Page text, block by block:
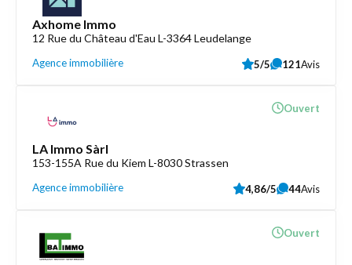
Axhome Immo
12 Rue du Château d'Eau L-3364 Leudelange
Agence immobilière 5/5 121Avis
LA Immo Sàrl
153-155A Rue du Kiem L-8030 Strassen
Agence immobilière
Ouvert
4,86/5 44Avis
Ouvert